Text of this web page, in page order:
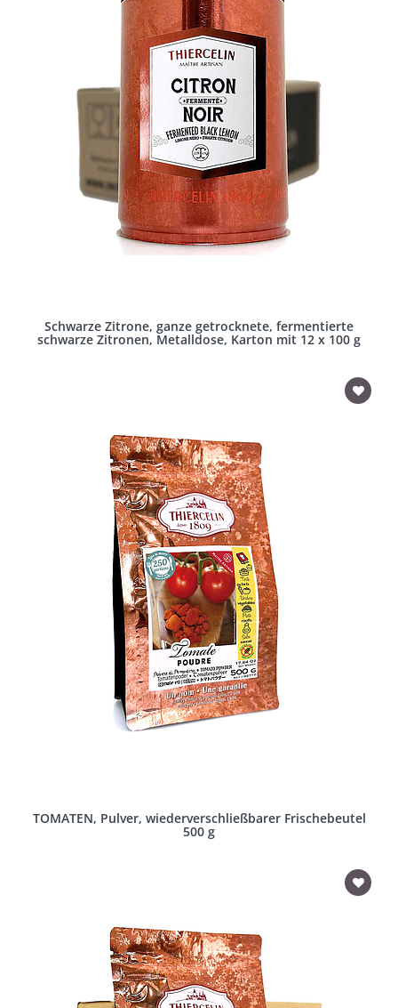
Schwarze Zitrone, ganze getrocknete, fermentierte
schwarze Zitronen, Metalldose, Karton mit 12 x 100 g
TOMATEN, Pulver, wiederverschließbarer Frischebeutel
500 g